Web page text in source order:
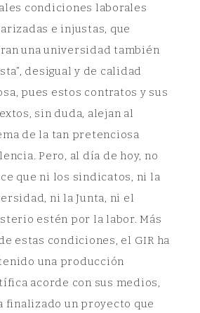
condiciones laborales
e injustas, que
una universidad también
desigual y de calidad
pues estos contratos y sus
sin duda, alejan al
de la tan pretenciosa
Pero, al día de hoy, no
que ni los sindicatos, ni la
ni la Junta, ni el
estén por la labor. Más
estas condiciones, el GIR ha
una producción
acorde con sus medios,
finalizado un proyecto que